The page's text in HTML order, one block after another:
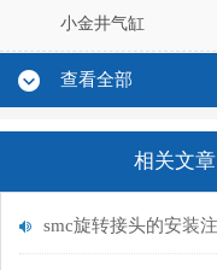
小金井气缸
查看全部
相关文章
smc旋转接头的安装